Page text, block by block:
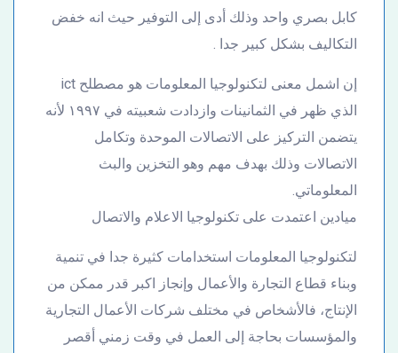
كابل بصري واحد وذلك أدى إلى التوفير حيث انه خفض
التكاليف بشكل كبير جدا .
إن اشمل معنى لتكنولوجيا المعلومات هو مصطلح ict
الذي ظهر في الثمانينات وازدادت شعبيته في ١٩٩٧ لأنه
يتضمن التركيز على الاتصالات الموحدة وتكامل
الاتصالات وذلك بهدف مهم وهو التخزين والبث
المعلوماتي.
ميادين اعتمدت على تكنولوجيا الاعلام والاتصال
لتكنولوجيا المعلومات استخدامات كثيرة جدا في تنمية
وبناء قطاع التجارة والأعمال وإنجاز اكبر قدر ممكن من
الإنتاج، فالأشخاص في مختلف شركات الأعمال التجارية
والمؤسسات بحاجة إلى العمل في وقت زمني أقصر